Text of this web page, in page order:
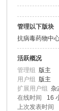
管理以下版块
抗病毒药物中
活跃概况
管理组 版主
用户组 版主
扩展用户组杂
在线时间
16
上次发表时间